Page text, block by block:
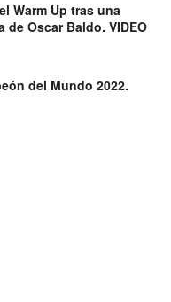
Warm Up tras una
Oscar Baldo. VIDEO
del Mundo 2022.